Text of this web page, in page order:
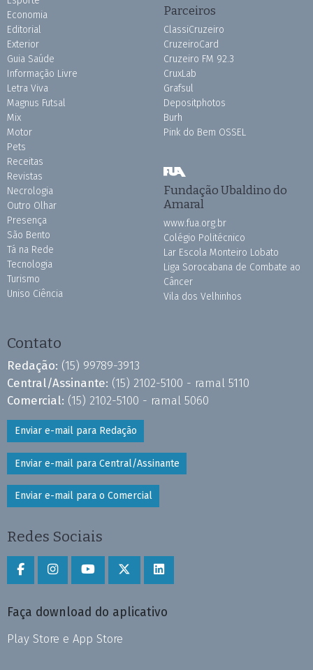
Economia
Editorial
Exterior
Guia Saúde
Informação Livre
Letra Viva
Magnus Futsal
Mix
Motor
Pets
Receitas
Revistas
Necrologia
Outro Olhar
Presença
São Bento
Tá na Rede
Tecnologia
Turismo
Uniso Ciência
Parceiros
ClassiCruzeiro
CruzeiroCard
Cruzeiro FM 92.3
CruxLab
Grafsul
Depositphotos
Burh
Pink do Bem OSSEL
Fundação Ubaldino do
Amaral
www.fua.org.br
Colégio Politécnico
Lar Escola Monteiro Lobato
Liga Sorocabana de Combate ao
Câncer
Vila dos Velhinhos
Contato
Redação: (15) 99789-3913
Central/Assinante: (15) 2102-5100 - ramal 5110
Comercial: (15) 2102-5100 - ramal 5060
Enviar e-mail para Redação
Enviar e-mail para Central/Assinante
Enviar e-mail para o Comercial
Redes Sociais
Faça download do aplicativo
Play Store e App Store